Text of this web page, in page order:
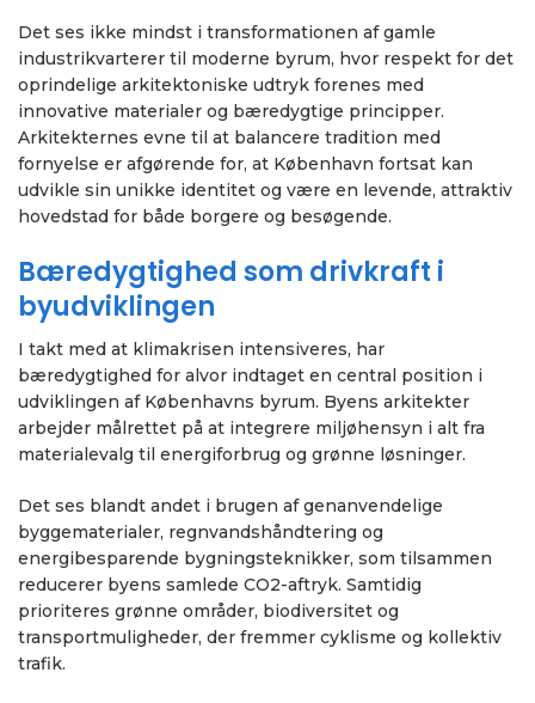
Det ses ikke mindst i transformationen af gamle
industrikvarterer til moderne byrum, hvor respekt for det
oprindelige arkitektoniske udtryk forenes med
innovative materialer og bæredygtige principper.
Arkitekternes evne til at balancere tradition med
fornyelse er afgørende for, at København fortsat kan
udvikle sin unikke identitet og være en levende, attraktiv
hovedstad for både borgere og besøgende.
Bæredygtighed som drivkraft i
byudviklingen
I takt med at klimakrisen intensiveres, har
bæredygtighed for alvor indtaget en central position i
udviklingen af Københavns byrum. Byens arkitekter
arbejder målrettet på at integrere miljøhensyn i alt fra
materialevalg til energiforbrug og grønne løsninger.
Det ses blandt andet i brugen af genanvendelige
byggematerialer, regnvandshåndtering og
energibesparende bygningsteknikker, som tilsammen
reducerer byens samlede CO2-aftryk. Samtidig
prioriteres grønne områder, biodiversitet og
transportmuligheder, der fremmer cyklisme og kollektiv
trafik.